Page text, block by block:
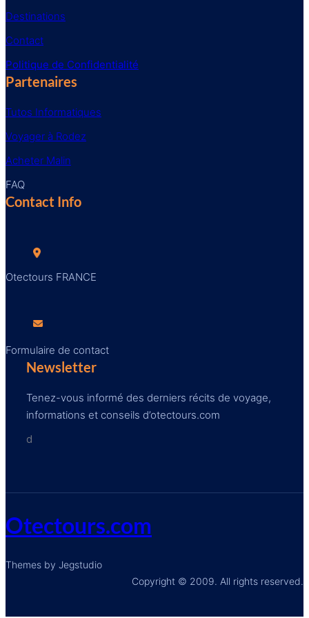
Destinations
Contact
Politique de Confidentialité
Partenaires
Tutos Informatiques
Voyager à Rodez
Acheter Malin
FAQ
Contact Info
Otectours FRANCE
Formulaire de contact
Newsletter
Tenez-vous informé des derniers récits de voyage,
informations et conseils d’otectours.com
d
Otectours.com
Themes by Jegstudio
Copyright © 2009. All rights reserved.